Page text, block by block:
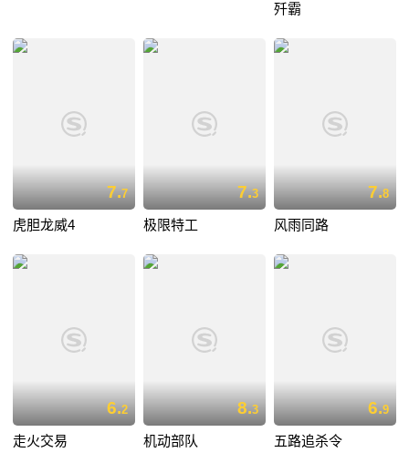
歼霸
7.7
虎胆龙威4
7.3
极限特工
7.8
风雨同路
6.2
走火交易
8.3
机动部队
6.9
五路追杀令